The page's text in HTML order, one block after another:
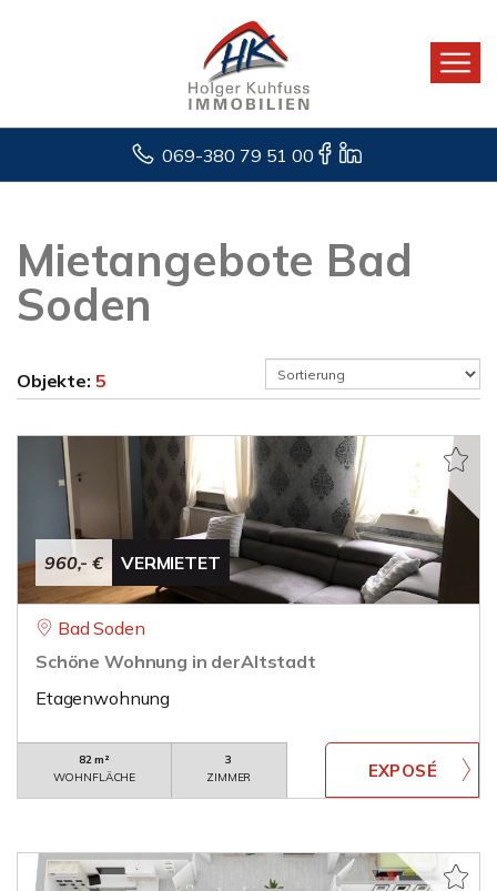
069-380 79 51 00
Mietangebote Bad
Soden
Objekte: 5
960,- € VERMIETET
Bad Soden
Schöne Wohnung in derAltstadt
Etagenwohnung
82 m²
WOHNFLÄCHE
3
ZIMMER